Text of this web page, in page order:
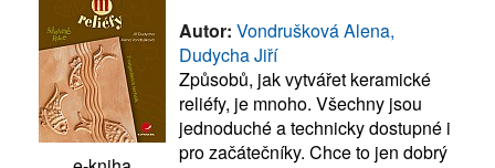
Autor: Vondrušková Alena,
Dudycha Jiří
Způsobů, jak vytvářet keramické
reliéfy, je mnoho. Všechny jsou
jednoduché a technicky dostupné i
pro začátečníky. Chce to jen dobrý